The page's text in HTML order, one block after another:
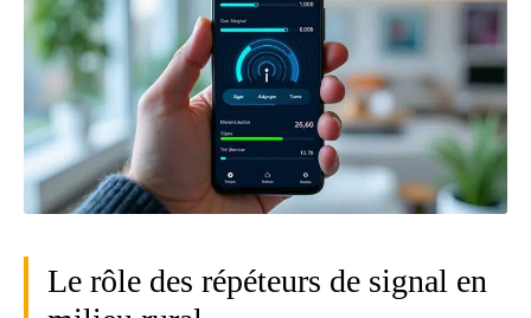
Le rôle des répéteurs de signal en